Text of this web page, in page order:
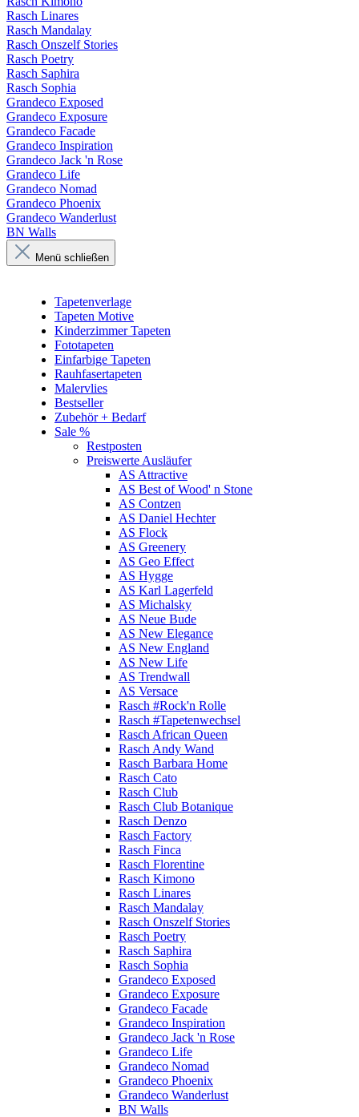
Rasch Linares
Rasch Mandalay
Rasch Onszelf Stories
Rasch Poetry
Rasch Saphira
Rasch Sophia
Grandeco Exposed
Grandeco Exposure
Grandeco Facade
Grandeco Inspiration
Grandeco Jack 'n Rose
Grandeco Life
Grandeco Nomad
Grandeco Phoenix
Grandeco Wanderlust
BN Walls
Menü schließen
Tapetenverlage
Tapeten Motive
Kinderzimmer Tapeten
Fototapeten
Einfarbige Tapeten
Rauhfasertapeten
Malervlies
Bestseller
Zubehör + Bedarf
Sale %
Restposten
Preiswerte Ausläufer
AS Attractive
AS Best of Wood' n Stone
AS Contzen
AS Daniel Hechter
AS Flock
AS Greenery
AS Geo Effect
AS Hygge
AS Karl Lagerfeld
AS Michalsky
AS Neue Bude
AS New Elegance
AS New England
AS New Life
AS Trendwall
AS Versace
Rasch #Rock'n Rolle
Rasch #Tapetenwechsel
Rasch African Queen
Rasch Andy Wand
Rasch Barbara Home
Rasch Cato
Rasch Club
Rasch Club Botanique
Rasch Denzo
Rasch Factory
Rasch Finca
Rasch Florentine
Rasch Kimono
Rasch Linares
Rasch Mandalay
Rasch Onszelf Stories
Rasch Poetry
Rasch Saphira
Rasch Sophia
Grandeco Exposed
Grandeco Exposure
Grandeco Facade
Grandeco Inspiration
Grandeco Jack 'n Rose
Grandeco Life
Grandeco Nomad
Grandeco Phoenix
Grandeco Wanderlust
BN Walls